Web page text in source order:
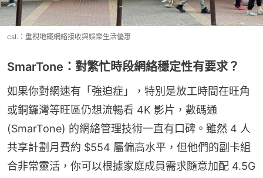
csl.：重視地鐵網絡接收與娛樂生活優惠
SmarTone：對繁忙時段網絡穩定性有要求？
如果你對網速有「強迫症」，特別是放工時間在旺角
或銅鑼灣等旺區仍想流暢看 4K 影片，數碼通
(SmarTone) 的網絡管理技術一直有口碑。雖然 4 人
共享計劃月費約 $554 屬偏高水平，但他們的副卡組
合非常靈活，你可以根據家庭成員需求隨意加配 4.5G